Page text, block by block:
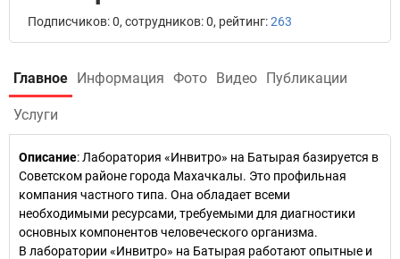
Подписчиков: 0, сотрудников: 0, рейтинг:263
Главное Информация Фото Видео Публикации
Услуги
Описание: Лаборатория «Инвитро» на Батырая базируется в
Советском районе города Махачкалы. Это профильная
компания частного типа. Она обладает всеми
необходимыми ресурсами, требуемыми для диагностики
основных компонентов человеческого организма.
В лаборатории «Инвитро» на Батырая работают опытные и